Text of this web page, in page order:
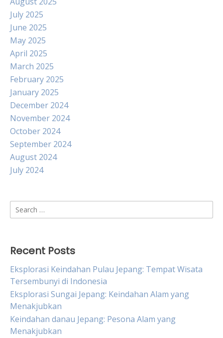
July 2025
June 2025
May 2025
April 2025
March 2025
February 2025
January 2025
December 2024
November 2024
October 2024
September 2024
August 2024
July 2024
Search
for:
Recent Posts
Eksplorasi Keindahan Pulau Jepang: Tempat Wisata
Tersembunyi di Indonesia
Eksplorasi Sungai Jepang: Keindahan Alam yang
Menakjubkan
Keindahan danau Jepang: Pesona Alam yang
Menakjubkan